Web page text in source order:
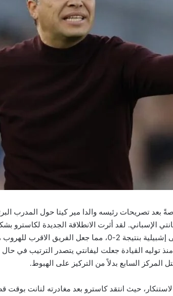
بعد تصريحات رئيسه والدا مير كيتا حول المدرب
الإسباني. لقد أثرت الانطلاقة الجديدة لكاسترو
ليفانتي، حيث تمكن من تحقيق فوز ثمين على إشبيلية بنتيجة 2-0، مما
توليه القيادة جعلت ليفانتي يتصدر الترتيب في
المركز السابع بدلاً من التركيز على الهبوط.
حيث انتقد كاسترو بعد مغادرته لنانت بوقت